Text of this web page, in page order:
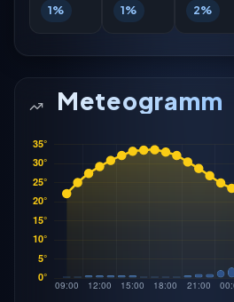
1% 1% 2%
Meteogramm